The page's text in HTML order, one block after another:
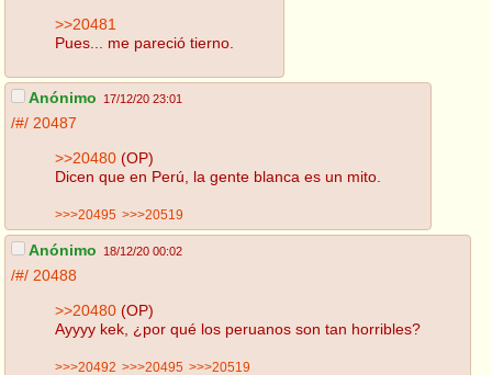
>>20481
Pues... me pareció tierno.
Anónimo 17/12/20 23:01
/#/ 20487
>>20480 (OP)
Dicen que en Perú, la gente blanca es un mito.
>>>20495 >>>20519
Anónimo 18/12/20 00:02
/#/ 20488
>>20480 (OP)
Ayyyy kek, ¿por qué los peruanos son tan horribles?
>>>20492 >>>20495 >>>20519